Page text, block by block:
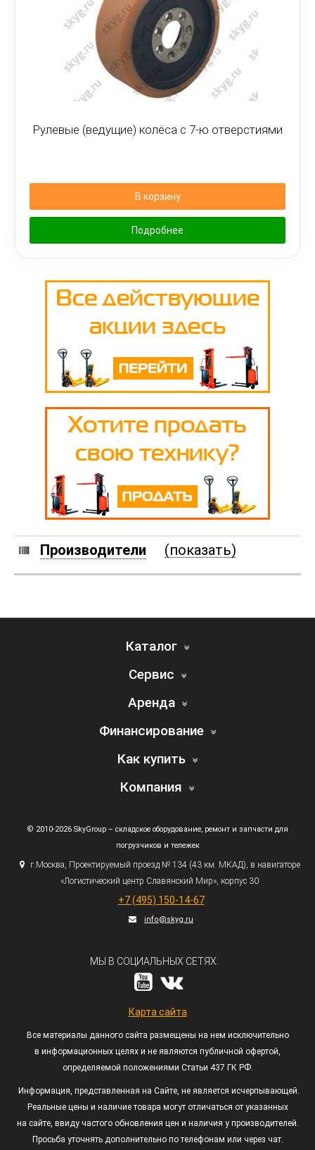
Рулевые (ведущие) колёса с 7-ю отверстиями
В корзину
Подробнее
Производители (показать)
Каталог
Сервис
Аренда
Финансирование
Как купить
Компания
© 2010-2026 SkyGroup – складское оборудование, ремонт и запчасти для
погрузчиков и тележек
г.Москва, Проектируемый проезд № 134 (43км. МКАД), в навигаторе
«Логистический центр Славянский Мир», корпус 30
+7 (495) 150-14-67
info@skyg.ru
МЫ В СОЦИАЛЬНЫХ СЕТЯХ:
Карта сайта
Все материалы данного сайта размещены на нем исключительно
в информационных целях и не являются публичной офертой,
определяемой положениями Статьи 437 ГК РФ.
Информация, представленная на Сайте, не является исчерпывающей.
Реальные цены и наличие товара могут отличаться от указанных
на сайте, ввиду частого обновления цен и наличия у производителей.
Просьба уточнять дополнительно по телефонам или через чат.